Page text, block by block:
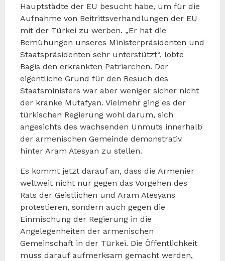
Hauptstädte der EU besucht habe, um für die
Aufnahme von Beitrittsverhandlungen der EU
mit der Türkei zu werben. „Er hat die
Bemühungen unseres Ministerpräsidenten und
Staatspräsidenten sehr unterstützt“, lobte
Bagis den erkrankten Patriarchen. Der
eigentliche Grund für den Besuch des
Staatsministers war aber weniger sicher nicht
der kranke Mutafyan. Vielmehr ging es der
türkischen Regierung wohl darum, sich
angesichts des wachsenden Unmuts innerhalb
der armenischen Gemeinde demonstrativ
hinter Aram Atesyan zu stellen.
Es kommt jetzt darauf an, dass die Armenier
weltweit nicht nur gegen das Vorgehen des
Rats der Geistlichen und Aram Atesyans
protestieren, sondern auch gegen die
Einmischung der Regierung in die
Angelegenheiten der armenischen
Gemeinschaft in der Türkei. Die Öffentlichkeit
muss darauf aufmerksam gemacht werden,